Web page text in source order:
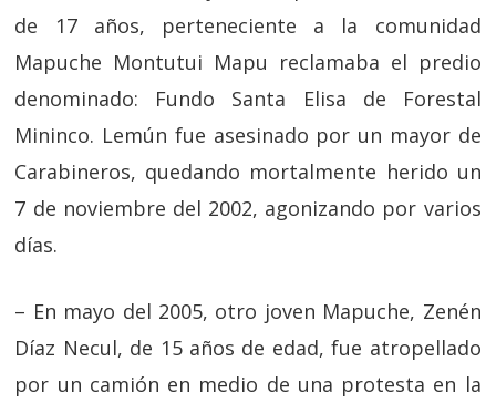
de 17 años, perteneciente a la comunidad
Mapuche Montutui Mapu reclamaba el predio
denominado: Fundo Santa Elisa de Forestal
Mininco. Lemún fue asesinado por un mayor de
Carabineros, quedando mortalmente herido un
7 de noviembre del 2002, agonizando por varios
días.
– En mayo del 2005, otro joven Mapuche, Zenén
Díaz Necul, de 15 años de edad, fue atropellado
por un camión en medio de una protesta en la